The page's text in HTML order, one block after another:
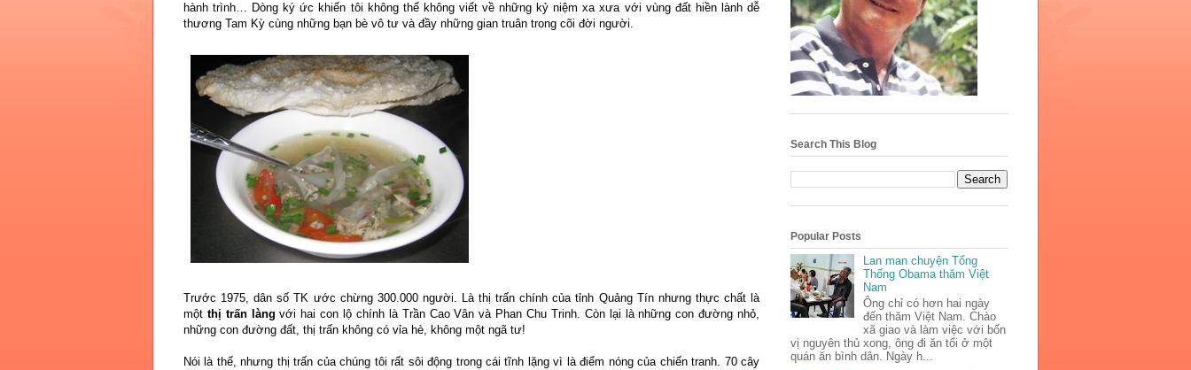
hành trình… Dòng ký ức khiến tôi không thể không viết về những kỷ niệm xa xưa với vùng đất hiền lành dễ
thương Tam Kỳ cùng những bạn bè vô tư và đầy những gian truân trong cõi đời người.
Trước 1975, dân số TK ước chừng 300.000 người. Là thị trấn chính của tỉnh Quảng Tín nhưng thực chất là
một thị trấn làng với hai con lộ chính là Trần Cao Vân và Phan Chu Trinh. Còn lại là những con đường nhỏ,
những con đường đất, thị trấn không có vỉa hè, không một ngã tư!
Nói là thế, nhưng thị trấn của chúng tôi rất sôi động trong cái tĩnh lặng vì là điểm nóng của chiến tranh. 70 cây
Search This Blog
Popular Posts
Lan man chuyện Tổng
Thống Obama thăm Việt
Nam
Ông chỉ có hơn hai ngày
đến thăm Việt Nam. Chào
xã giao và làm việc với bốn
vị nguyên thủ xong, ông đi ăn tối ở một
quán ăn bình dân. Ngày h...